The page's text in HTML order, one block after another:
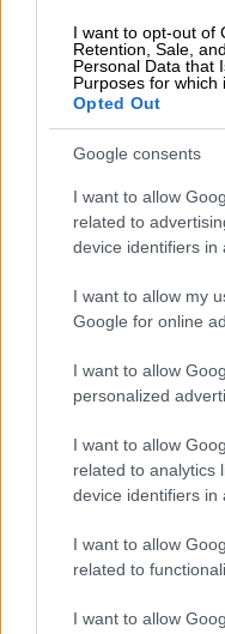
I want to opt-out of
Retention, Sale,
Personal Data that
Purposes for which
Opted Out
Google consents
I want to allow
related to
device identifiers in
I want to allow my
Google for online
I want to allow
personalized
I want to allow
related to analytics
device identifiers in
I want to allow
related to
I want to allow
κατά σειρά
του ΑΝΤ1 και για
την 57χρονη
τους πάντες με
Got Talent το
«Memory» από το
Την επόμενη
στο Your Face